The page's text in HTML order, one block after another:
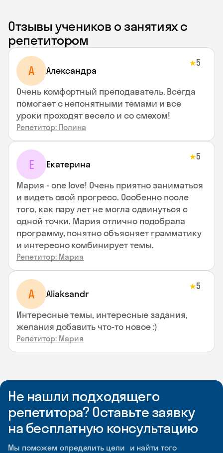
Отзывы учеников о занятиях с
репетитором
A Aлександра
★5
Очень комфортный преподаватель. Всегда
помогает с непонятными темами и все
уроки проходят весело и со смехом!
Репетитор: Полина
Е Екатерина
★5
Мария - one love! Очень приятно заниматься
и видеть свой прогресс. Особенно после
того, как пару лет не могла сдвинуться с
одной точки. Мария отлично подобрала
программу, понятно объясняет грамматику
и интересно комбинирует темы.
Репетитор: Мария
A Aliaksandr
★5
Интересные темы, интересные задания,
желания добавить что-то новое :)
Репетитор: Мария
Не нашли подходящего
репетитора? Оставьте заявку
на бесплатную консультацию
Мы поможем определить цели и найти того